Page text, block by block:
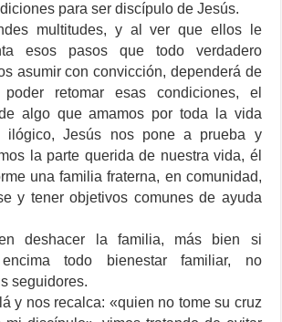
para ser discípulo de Jesús.
multitudes, y al ver que ellos le
esos pasos que todo verdadero
asumir con convicción, dependerá de
poder retomar esas condiciones, el
algo que amamos por toda la vida
ilógico, Jesús nos pone a prueba y
la parte querida de nuestra vida, él
una familia fraterna, en comunidad,
y tener objetivos comunes de ayuda
deshacer la familia, más bien si
todo bienestar familiar, no
seguidores.
y nos recalca: «quien no tome su cruz